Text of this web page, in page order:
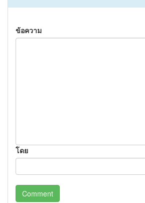
ข้อความ
โดย
Comment